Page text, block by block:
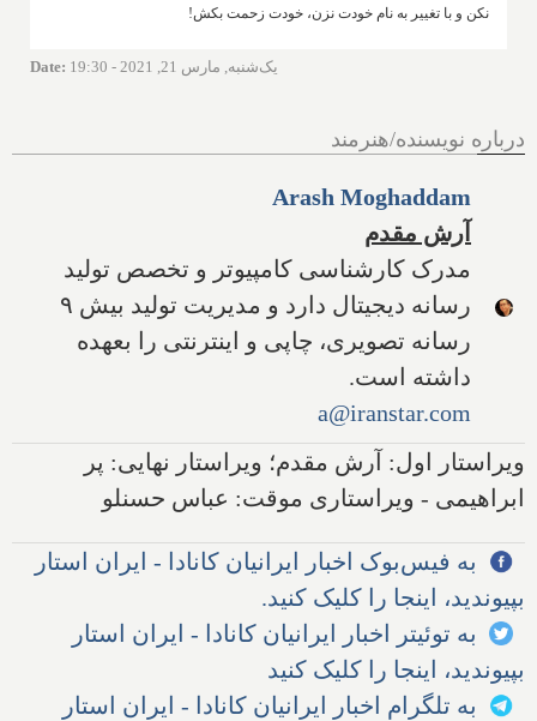
نکن و با تغییر به نام خودت نزن، خودت زحمت بکش!
Date: یک‌شنبه, مارس 21, 2021 - 19:30
درباره نویسنده/هنرمند
Arash Moghaddam
آرش مقدم
مدرک کارشناسی کامپیوتر و تخصص تولید
رسانه دیجیتال دارد و مدیریت تولید بیش ۹
رسانه تصویری، چاپی و اینترنتی را بعهده
داشته است.
a@iranstar.com
ویراستار اول: آرش مقدم؛ ویراستار نهایی: پر
ابراهیمی - ویراستاری موقت: عباس حسنلو
به فیس‌بوک اخبار ایرانیان کانادا - ایران استار
بپیوندید، اینجا را کلیک کنید.
به توئیتر اخبار ایرانیان کانادا - ایران استار
بپیوندید، اینجا را کلیک کنید
به تلگرام اخبار ایرانیان کانادا - ایران استار